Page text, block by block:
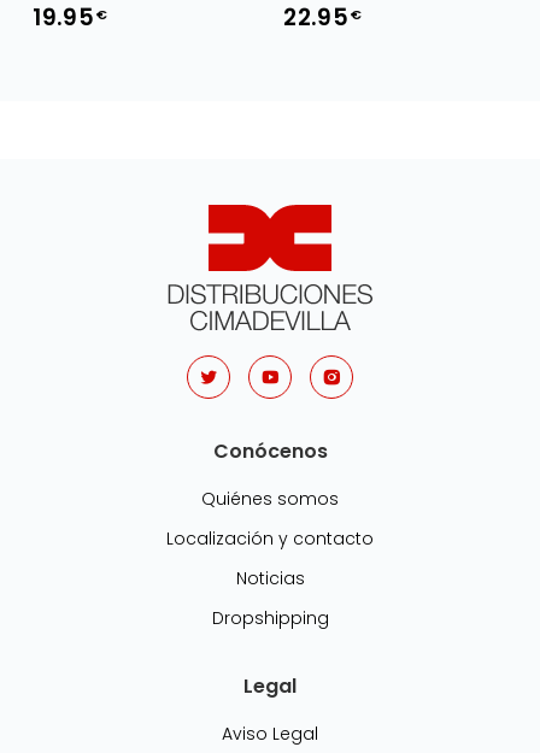
19.95€ 22.95€
Conócenos
Quiénes somos
Localización y contacto
Noticias
Dropshipping
Legal
Aviso Legal